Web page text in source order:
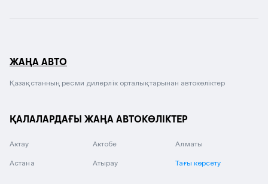
ЖАҢА АВТО
Қазақстанның ресми дилерлік орталықтарынан автокөліктер
ҚАЛАЛАРДАҒЫ ЖАҢА АВТОКӨЛІКТЕР
Актау Актобе Алматы
Астана Атырау Тағы көрсету